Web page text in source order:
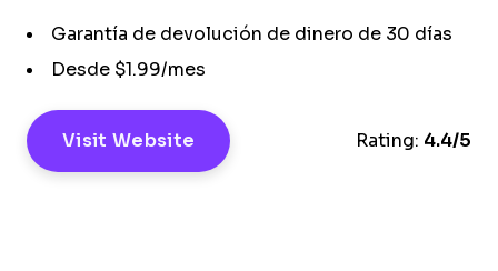
Garantía de devolución de dinero de 30 días
Desde $1.99/mes
Visit Website Rating: 4.4/5